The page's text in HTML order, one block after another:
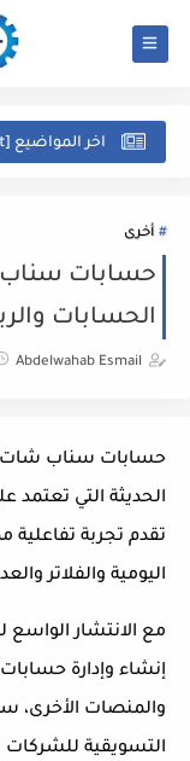
اخر المواضيع [LastPost]
أخرى
حسابات
الحسابات
Abdelwahab Esmail
حسابات سناب شات
الحديثة التي تعتمد
تقدم تجربة
اليومية والفلاتر
مع الانتشار
إنشاء وإدارة
والمنصات الأخرى،
التسويقية للشركات